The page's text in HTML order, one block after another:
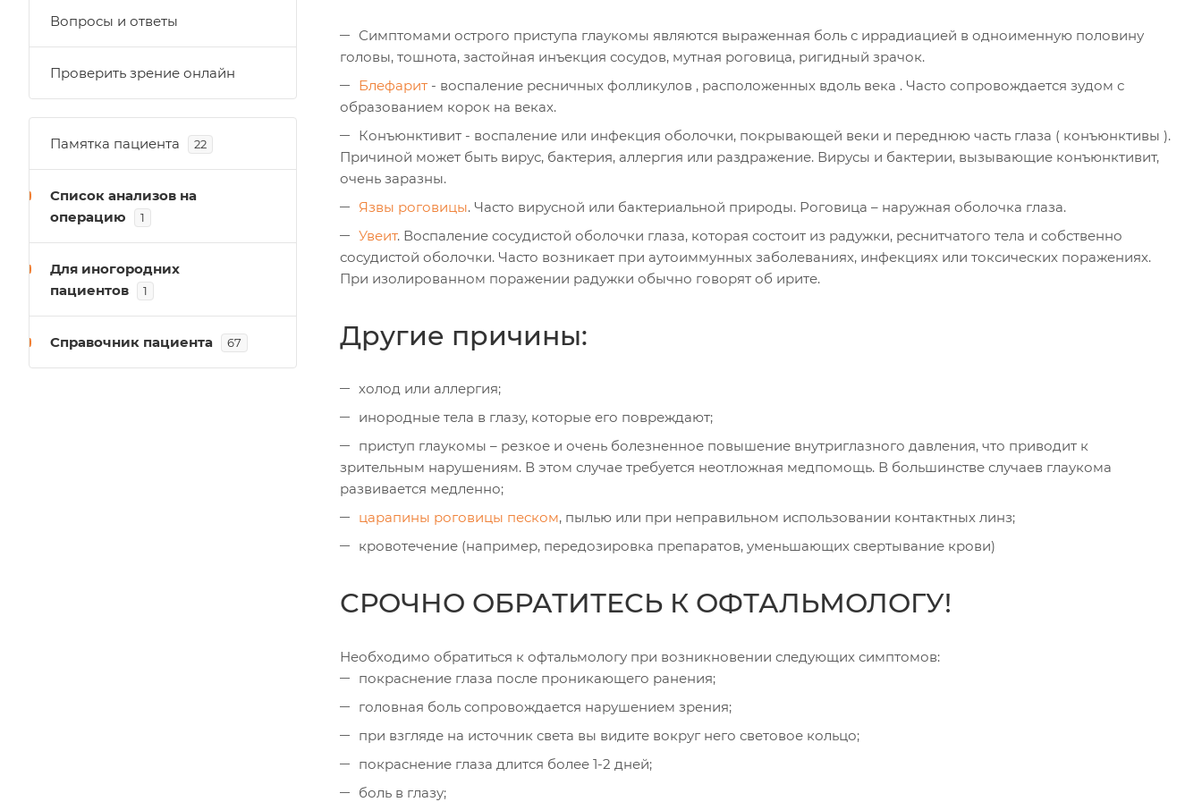
Симптомами острого приступа глаукомы являются выраженная боль с иррадиацией в одноименную половину
головы, тошнота, застойная инъекция сосудов, мутная роговица, ригидный зрачок.
Блефарит - воспаление ресничных фолликулов , расположенных вдоль века . Часто сопровождается зудом с
образованием корок на веках.
Конъюнктивит - воспаление или инфекция оболочки, покрывающей веки и переднюю часть глаза ( конъюнктивы ).
Причиной может быть вирус, бактерия, аллергия или раздражение. Вирусы и бактерии, вызывающие конъюнктивит,
очень заразны.
Язвы роговицы. Часто вирусной или бактериальной природы. Роговица – наружная оболочка глаза.
Увеит. Воспаление сосудистой оболочки глаза, которая состоит из радужки, реснитчатого тела и собственно
сосудистой оболочки. Часто возникает при аутоиммунных заболеваниях, инфекциях или токсических поражениях.
При изолированном поражении радужки обычно говорят об ирите.
Другие причины:
холод или аллергия;
инородные тела в глазу, которые его повреждают;
приступ глаукомы – резкое и очень болезненное повышение внутриглазного давления, что приводит к
зрительным нарушениям. В этом случае требуется неотложная медпомощь. В большинстве случаев глаукома
развивается медленно;
царапины роговицы песком, пылью или при неправильном использовании контактных линз;
кровотечение (например, передозировка препаратов, уменьшающих свертывание крови)
СРОЧНО ОБРАТИТЕСЬ К ОФТАЛЬМОЛОГУ!
Необходимо обратиться к офтальмологу при возникновении следующих симптомов:
покраснение глаза после проникающего ранения;
головная боль сопровождается нарушением зрения;
при взгляде на источник света вы видите вокруг него световое кольцо;
покраснение глаза длится более 1-2 дней;
боль в глазу;
Вопросы и ответы
Проверить зрение онлайн
Памятка пациента 22
Список анализов на
операцию
1
Для иногородних
пациентов
1
Справочник пациента 67